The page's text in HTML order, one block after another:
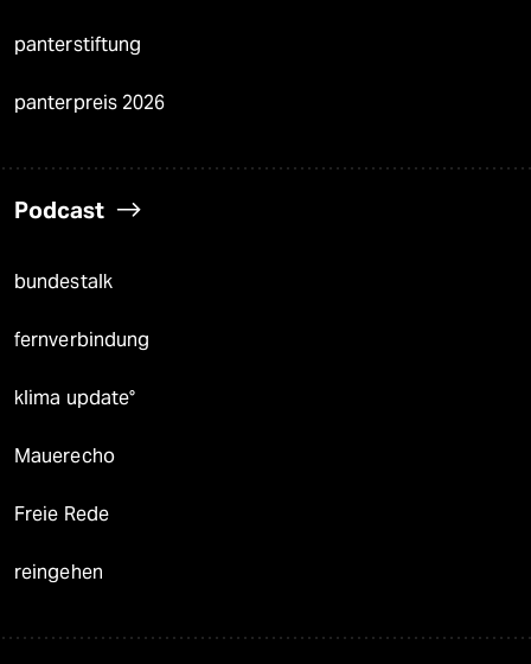
panterstiftung
panterpreis 2026
Podcast
bundestalk
fernverbindung
klima update°
Mauerecho
Freie Rede
reingehen